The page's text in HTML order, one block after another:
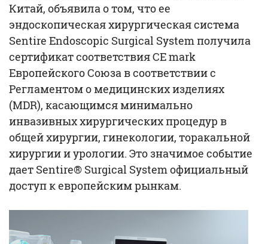
Китай, объявила о том, что ее
эндоскопическая хирургическая система
Sentire Endoscopic Surgical System получила
сертификат соответствия CE mark
Европейского Союза в соответствии с
Регламентом о медицинских изделиях
(MDR), касающимся минимально
инвазивных хирургических процедур в
общей хирургии, гинекологии, торакальной
хирургии и урологии. Это значимое событие
дает Sentire® Surgical System официальный
доступ к европейским рынкам.